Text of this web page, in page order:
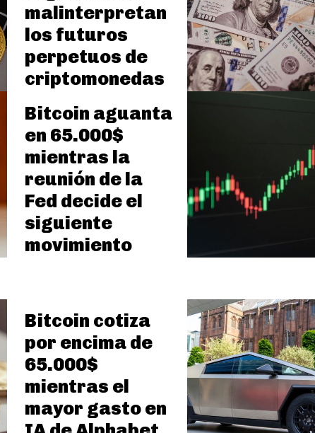
malinterpretan
los futuros
perpetuos de
criptomonedas
Bitcoin aguanta
en 65.000$
mientras la
reunión de la
Fed decide el
siguiente
movimiento
Bitcoin cotiza
por encima de
65.000$
mientras el
mayor gasto en